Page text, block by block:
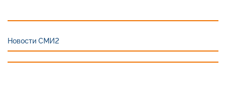
Новости СМИ2